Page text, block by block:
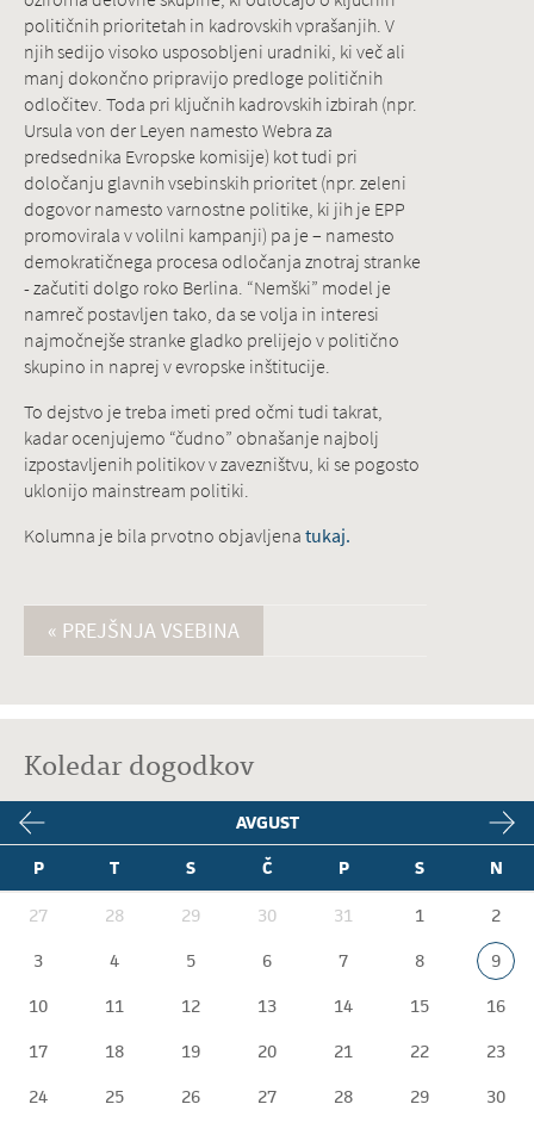
političnih prioritetah in kadrovskih vprašanjih. V
njih sedijo visoko usposobljeni uradniki, ki več ali
manj dokončno pripravijo predloge političnih
odločitev. Toda pri ključnih kadrovskih izbirah (npr.
Ursula von der Leyen namesto Webra za
predsednika Evropske komisije) kot tudi pri
določanju glavnih vsebinskih prioritet (npr. zeleni
dogovor namesto varnostne politike, ki jih je EPP
promovirala v volilni kampanji) pa je – namesto
demokratičnega procesa odločanja znotraj stranke
- začutiti dolgo roko Berlina. “Nemški” model je
namreč postavljen tako, da se volja in interesi
najmočnejše stranke gladko prelijejo v politično
skupino in naprej v evropske inštitucije.
To dejstvo je treba imeti pred očmi tudi takrat,
kadar ocenjujemo “čudno” obnašanje najbolj
izpostavljenih politikov v zavezništvu, ki se pogosto
uklonijo mainstream politiki.
Kolumna je bila prvotno objavljenatukaj.
« PREJŠNJA VSEBINA
Koledar dogodkov
AVGUST
P
T S Č P S N
27 28 29 30 31 1
2
3
4 5 6 7 8
9
10
11 12 13 14 15
16
17
18 19 20 21 22
23
24
25 26 27 28 29
30